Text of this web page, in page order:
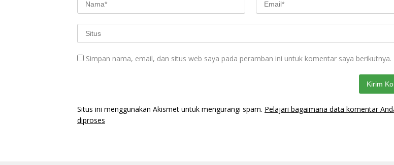
Simpan nama, email, dan situs web saya pada peramban ini untuk komentar saya berikutnya.
Situs ini menggunakan Akismet untuk mengurangi spam. Pelajari bagaimana data komentar
diproses